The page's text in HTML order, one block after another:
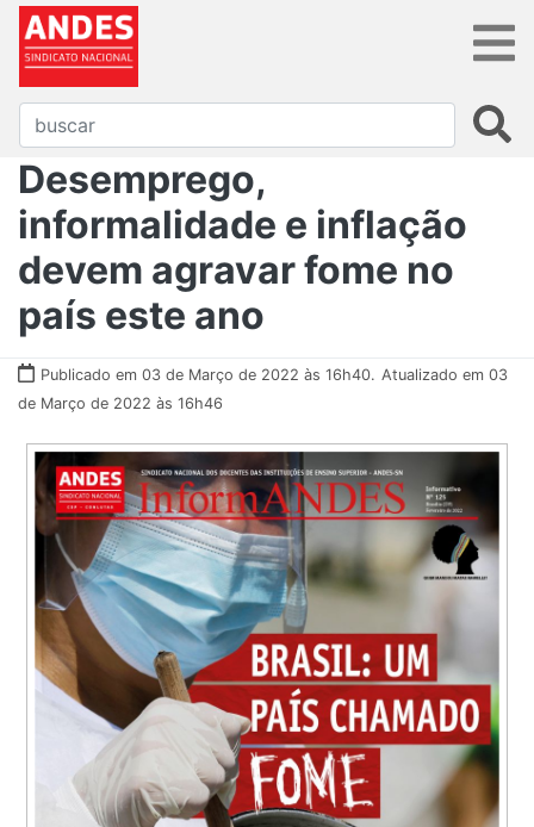
Desemprego,
informalidade e inflação
devem agravar fome no
país este ano
Publicado em 03 de Março de 2022 às 16h40. Atualizado em 03
de Março de 2022 às 16h46